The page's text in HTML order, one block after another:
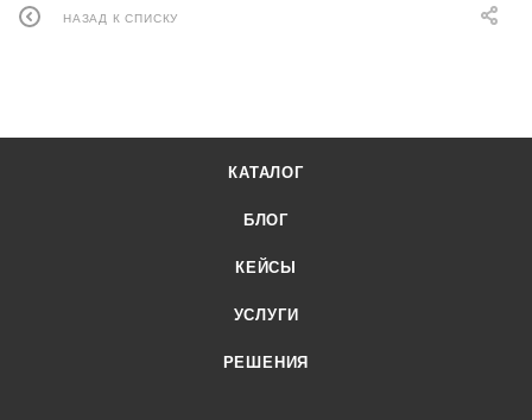
НАЗАД К СПИСКУ
КАТАЛОГ
БЛОГ
КЕЙСЫ
УСЛУГИ
РЕШЕНИЯ